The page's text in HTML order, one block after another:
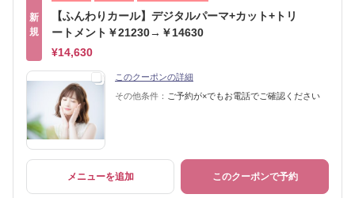
新
規
【ふんわりカール】デジタルパーマ+カット+トリ
ートメント￥21230→￥14630
¥14,630
このクーポンの詳細
その他条件： ご予約が×でもお電話でご確認ください
メニューを追加 このクーポンで予約